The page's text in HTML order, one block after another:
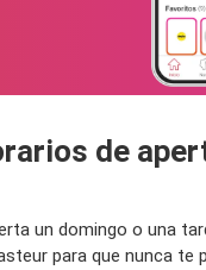
de
un domingo o una
para que nunca te